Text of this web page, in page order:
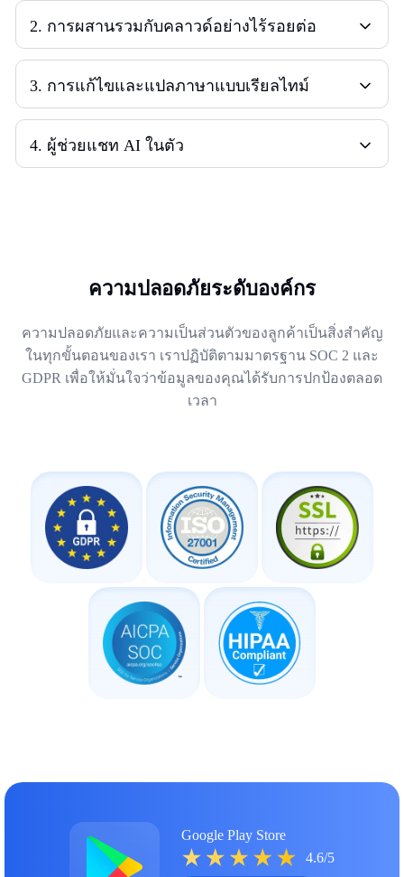
2. การผสานรวมกับคลาวด์อย่างไร้รอยต่อ
3. การแก้ไขและแปลภาษาแบบเรียลไทม์
4. ผู้ช่วยแชท AI ในตัว
ความปลอดภัยระดับองค์กร
ความปลอดภัยและความเป็นส่วนตัวของลูกค้าเป็นสิ่งสำคัญ
ในทุกขั้นตอนของเรา เราปฏิบัติตามมาตรฐาน SOC 2 และ
GDPR เพื่อให้มั่นใจว่าข้อมูลของคุณได้รับการปกป้องตลอด
เวลา
Google Play Store
4.6/5